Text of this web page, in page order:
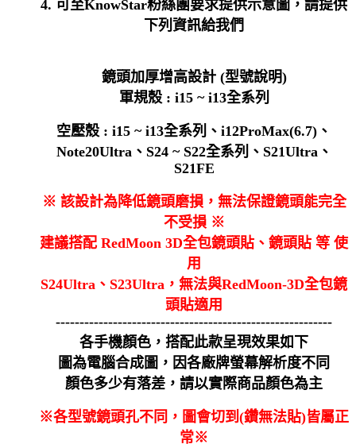
4. 可至KnowStar粉絲團要求提供示意圖，請提供
下列資訊給我們
鏡頭加厚增高設計 (型號說明)
軍規殼 : i15 ~ i13全系列
空壓殼 : i15 ~ i13全系列、i12ProMax(6.7)、
Note20Ultra、S24 ~ S22全系列、S21Ultra、
S21FE
※ 該設計為降低鏡頭磨損，無法保證鏡頭能完全
不受損 ※
建議搭配 RedMoon 3D全包鏡頭貼、鏡頭貼 等 使
用
S24Ultra、S23Ultra，無法與RedMoon-3D全包鏡
頭貼適用
----------------------------------------------------------
各手機顏色，搭配此款呈現效果如下
圖為電腦合成圖，因各廠牌螢幕解析度不同
顏色多少有落差，請以實際商品顏色為主
※各型號鏡頭孔不同，圖會切到(鑽無法貼)皆屬正
常※